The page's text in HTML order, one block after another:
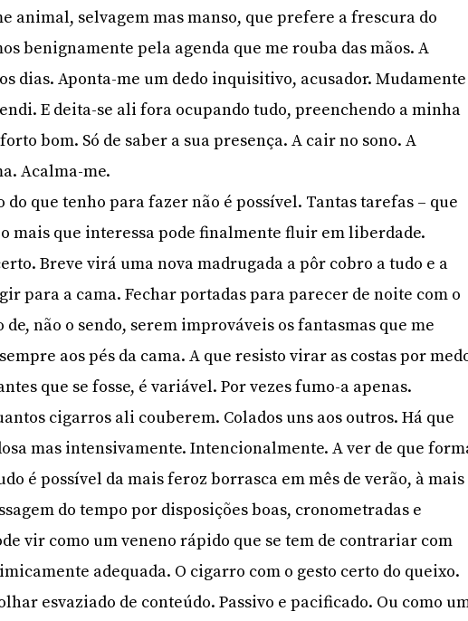
animal, selvagem mas manso, que prefere a frescura do
benignamente pela agenda que me rouba das mãos. A
dias. Aponta-me um dedo inquisitivo, acusador. Mudamente
E deita-se ali fora ocupando tudo, preenchendo a minha
bom. Só de saber a sua presença. A cair no sono. A
Acalma-me.
do que tenho para fazer não é possível. Tantas tarefas – que
mais que interessa pode finalmente fluir em liberdade.
Breve virá uma nova madrugada a pôr cobro a tudo e a
para a cama. Fechar portadas para parecer de noite com o
não o sendo, serem improváveis os fantasmas que me
aos pés da cama. A que resisto virar as costas por
que se fosse, é variável. Por vezes fumo-a apenas.
cigarros ali couberem. Colados uns aos outros. Há que
mas intensivamente. Intencionalmente. A ver de que
é possível da mais feroz borrasca em mês de verão, à mais
do tempo por disposições boas, cronometradas e
vir como um veneno rápido que se tem de contrariar com
adequada. O cigarro com o gesto certo do queixo.
esvaziado de conteúdo. Passivo e pacificado. Ou como